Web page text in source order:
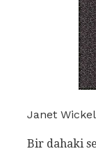
Janet
Bir dahaki